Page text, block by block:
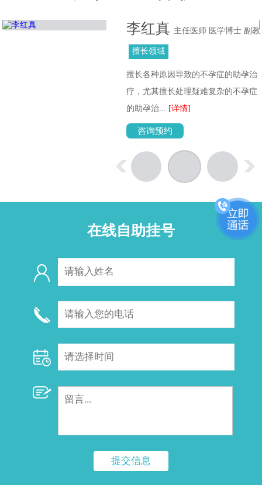
李红真 主任医师 医学博士 副教
授擅长领域
擅长各种原因导致的不孕症的助孕治
疗，尤其擅长处理疑难复杂的不孕症
的助孕治... [详情]
咨询预约
在线自助挂号
提交信息